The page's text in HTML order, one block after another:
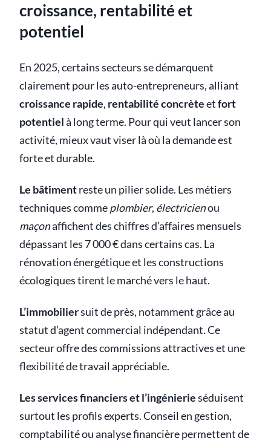
croissance, rentabilité et
potentiel
En 2025, certains secteurs se démarquent
clairement pour les auto-entrepreneurs, alliant
croissance rapide, rentabilité concrèteetfort
potentielà long terme. Pour qui veut lancer son
activité, mieux vaut viser là où la demande est
forte et durable.
Le bâtimentreste un pilier solide. Les métiers
techniques commeplombier, électricienou
maçonaffichent des chiffres d’affaires mensuels
dépassant les 7 000 € dans certains cas. La
rénovation énergétique et les constructions
écologiques tirent le marché vers le haut.
L’immobiliersuit de près, notamment grâce au
statut d’agent commercial indépendant. Ce
secteur offre des commissions attractives et une
flexibilité de travail appréciable.
Les services financiers et l’ingénierieséduisent
surtout les profils experts. Conseil en gestion,
comptabilité ou analyse financière permettent de